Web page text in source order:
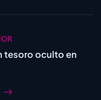
tesoro oculto en